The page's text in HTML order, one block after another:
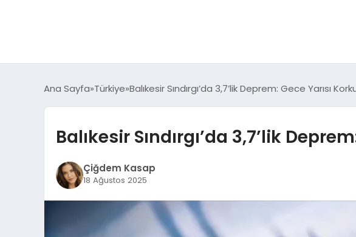
Ana Sayfa Türkiye Balıkesir Sındırgı’da 3,7’lik Deprem: Gece Yarısı
Balıkesir Sındırgı’da 3,7’lik
Çiğdem Kasap
18 Ağustos 2025